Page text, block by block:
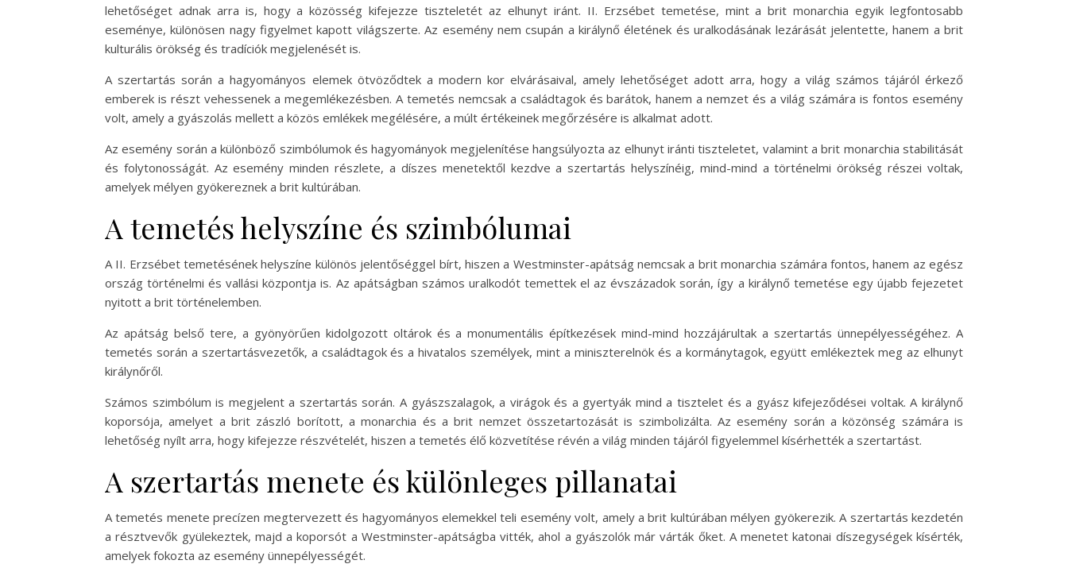
lehetőséget adnak arra is, hogy a közösség kifejezze tiszteletét az elhunyt iránt. II. Erzsébet temetése, mint a brit monarchia egyik legfontosabb
eseménye, különösen nagy figyelmet kapott világszerte. Az esemény nem csupán a királynő életének és uralkodásának lezárását jelentette, hanem a brit
kulturális örökség és tradíciók megjelenését is.
A szertartás során a hagyományos elemek ötvöződtek a modern kor elvárásaival, amely lehetőséget adott arra, hogy a világ számos tájáról érkező
emberek is részt vehessenek a megemlékezésben. A temetés nemcsak a családtagok és barátok, hanem a nemzet és a világ számára is fontos esemény
volt, amely a gyászolás mellett a közös emlékek megélésére, a múlt értékeinek megőrzésére is alkalmat adott.
Az esemény során a különböző szimbólumok és hagyományok megjelenítése hangsúlyozta az elhunyt iránti tiszteletet, valamint a brit monarchia stabilitását
és folytonosságát. Az esemény minden részlete, a díszes menetektől kezdve a szertartás helyszínéig, mind-mind a történelmi örökség részei voltak,
amelyek mélyen gyökereznek a brit kultúrában.
A temetés helyszíne és szimbólumai
A II. Erzsébet temetésének helyszíne különös jelentőséggel bírt, hiszen a Westminster-apátság nemcsak a brit monarchia számára fontos, hanem az egész
ország történelmi és vallási központja is. Az apátságban számos uralkodót temettek el az évszázadok során, így a királynő temetése egy újabb fejezetet
nyitott a brit történelemben.
Az apátság belső tere, a gyönyörűen kidolgozott oltárok és a monumentális építkezések mind-mind hozzájárultak a szertartás ünnepélyességéhez. A
temetés során a szertartásvezetők, a családtagok és a hivatalos személyek, mint a miniszterelnök és a kormánytagok, együtt emlékeztek meg az elhunyt
királynőről.
Számos szimbólum is megjelent a szertartás során. A gyászszalagok, a virágok és a gyertyák mind a tisztelet és a gyász kifejeződései voltak. A királynő
koporsója, amelyet a brit zászló borított, a monarchia és a brit nemzet összetartozását is szimbolizálta. Az esemény során a közönség számára is
lehetőség nyílt arra, hogy kifejezze részvételét, hiszen a temetés élő közvetítése révén a világ minden tájáról figyelemmel kísérhették a szertartást.
A szertartás menete és különleges pillanatai
A temetés menete precízen megtervezett és hagyományos elemekkel teli esemény volt, amely a brit kultúrában mélyen gyökerezik. A szertartás kezdetén
a résztvevők gyülekeztek, majd a koporsót a Westminster-apátságba vitték, ahol a gyászolók már várták őket. A menetet katonai díszegységek kísérték,
amelyek fokozta az esemény ünnepélyességét.